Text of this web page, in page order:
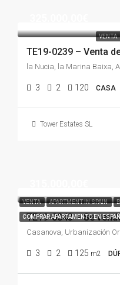
VENTA
TE19-0239 – Venta
3 2 120 CASA
Tower Estates SL
VENTA APARTMENT IN SPAIN
COMPRAR APARTAMENTO EN
3 2 125 m2